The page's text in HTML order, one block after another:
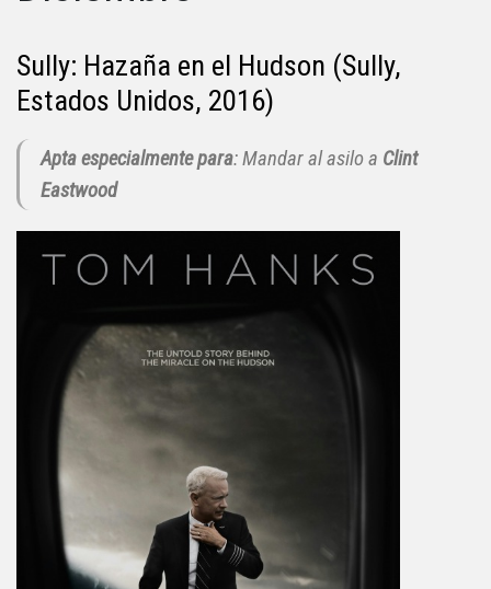
Sully: Hazaña en el Hudson (Sully,
Estados Unidos, 2016)
Apta especialmente para: Mandar al asilo a Clint
Eastwood